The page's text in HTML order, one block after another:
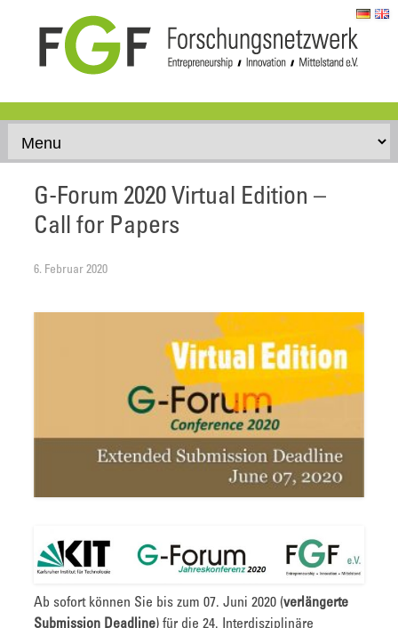
Skip to content
G-Forum 2020 Virtual Edition –
Call for Papers
6. Februar 2020
Ab sofort können Sie bis zum 07. Juni 2020 (verlängerte
Submission Deadline) für die 24. Interdisziplinäre